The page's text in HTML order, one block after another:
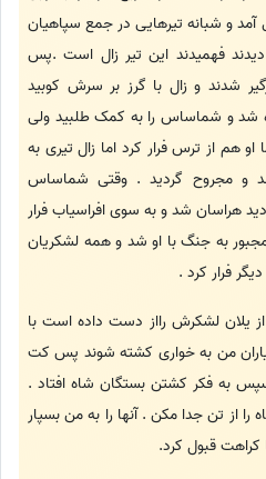
آمد و شبانه تیرهایی در جمع سپاهیان
فهمیدند این تیر زال است .پس
شدند و زال با گرز بر سرش کوبید
و شماساس را به کمک طلبید ولی
هم از ترس فرار کرد اما زال تیری به
و مجروح گردید . وقتی شماساس
هراسان شد و به سوی افراسیاب فرار
مجبور به جنگ با او شد و همه لشکریان
فرار کرد .
یلان لشکرش رااز دست داده است با
من به خواری کشته شوند پس کت
به فکر کشتن بستگان شاه افتاد .
از تن جدا مکن . آنها را به من بسپار
کراهت قبول کرد.